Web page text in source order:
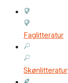
Faglitteratur
Skønlitteratur